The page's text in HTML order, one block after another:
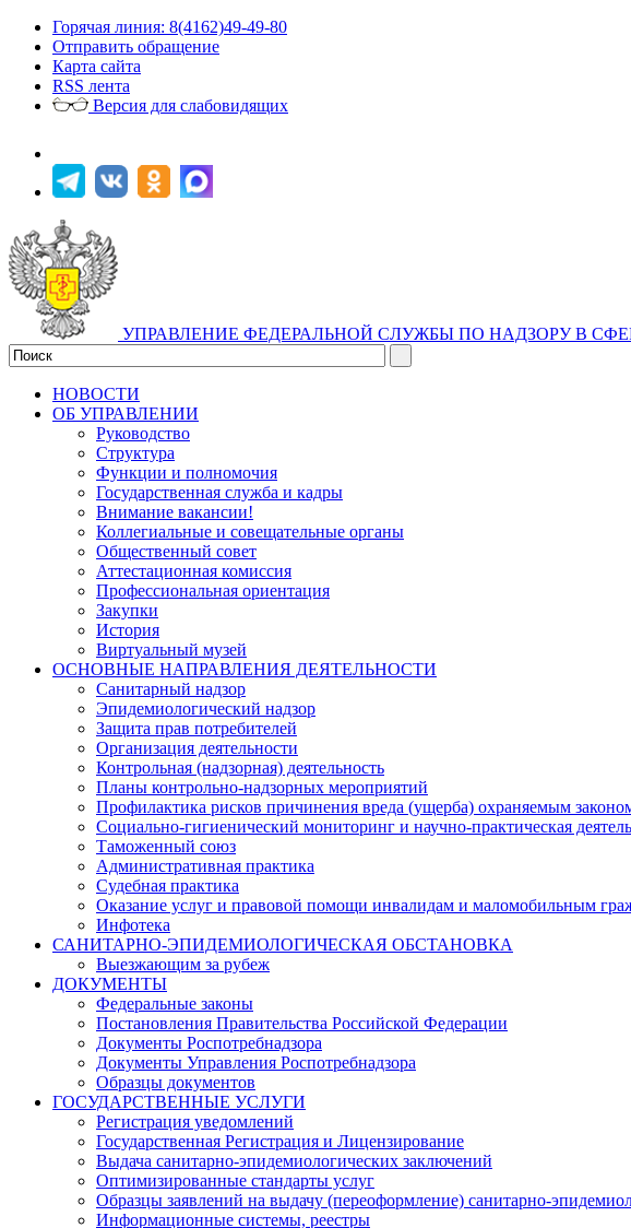
Горячая линия: 8(4162)49-49-80
Отправить обращение
Карта сайта
RSS лента
Версия для слабовидящих
УПРАВЛЕНИЕ ФЕДЕРАЛЬНОЙ СЛУЖБЫ ПО НАДЗОРУ В
НОВОСТИ
ОБ УПРАВЛЕНИИ
Руководство
Структура
Функции и полномочия
Государственная служба и кадры
Внимание вакансии!
Коллегиальные и совещательные органы
Общественный совет
Аттестационная комиссия
Профессиональная ориентация
Закупки
История
Виртуальный музей
ОСНОВНЫЕ НАПРАВЛЕНИЯ ДЕЯТЕЛЬНОСТИ
Санитарный надзор
Эпидемиологический надзор
Защита прав потребителей
Организация деятельности
Контрольная (надзорная) деятельность
Планы контрольно-надзорных мероприятий
Профилактика рисков причинения вреда (ущерба) охраняемым
Социально-гигиенический мониторинг и научно-практическая
Таможенный союз
Административная практика
Судебная практика
Оказание услуг и правовой помощи инвалидам и маломобильным
Инфотека
САНИТАРНО-ЭПИДЕМИОЛОГИЧЕСКАЯ ОБСТАНОВКА
Выезжающим за рубеж
ДОКУМЕНТЫ
Федеральные законы
Постановления Правительства Российской Федерации
Документы Роспотребнадзора
Документы Управления Роспотребнадзора
Образцы документов
ГОСУДАРСТВЕННЫЕ УСЛУГИ
Регистрация уведомлений
Государственная Регистрация и Лицензирование
Выдача санитарно-эпидемиологических заключений
Оптимизированные стандарты услуг
Образцы заявлений на выдачу (переоформление) санитарно-
Информационные системы, реестры